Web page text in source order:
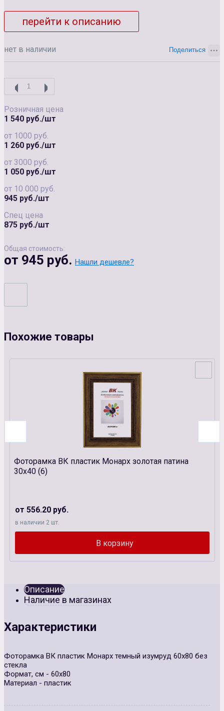
перейти к описанию
нет в наличии
Розничная цена
1 540 руб./шт
от 1000 руб.
1 260 руб./шт
от 3000 руб.
1 050 руб./шт
от 10 000 руб.
945 руб./шт
Спец цена
875 руб./шт
Общая стоимость:
от 945 руб. Нашли дешевле?
Похожие товары
Фоторамка ВК пластик Монарх золотая патина
30х40 (6)
от 556.20 руб.
в наличии 2 шт.
Описание
Наличие в магазинах
Характеристики
Фоторамка ВК пластик Монарх темный изумруд 60х80 без
стекла
Формат, см - 60х80
Материал - пластик